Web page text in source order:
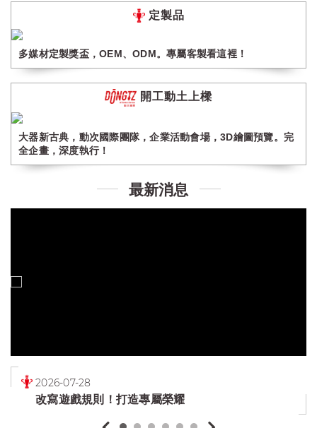
定製品
多媒材定製獎盃，OEM、ODM。專屬客製看這裡！
開工動土上樑
大器新古典，動次國際團隊，企業活動會場，3D繪圖預覽。完
全企畫，深度執行！
最新消息
2026-07-28
改寫遊戲規則！打造專屬榮耀